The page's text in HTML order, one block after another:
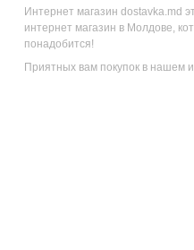
Интернет магазин dostavka.md
интернет магазин в Молдове,
понадобится!
Приятных вам покупок в нашем